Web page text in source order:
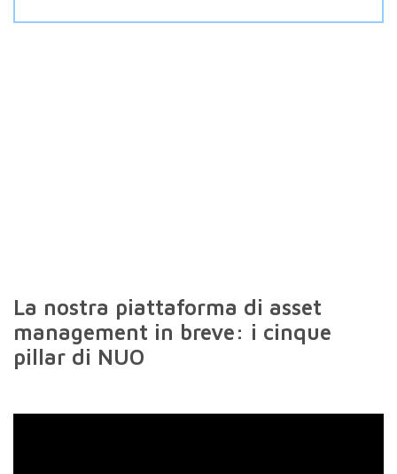
La nostra piattaforma di asset
management in breve: i cinque
pillar di NUO